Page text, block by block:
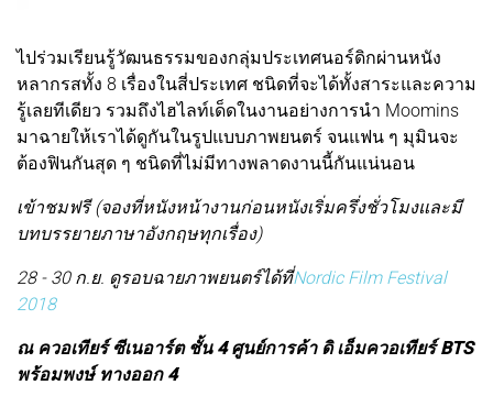
ไปร่วมเรียนรู้วัฒนธรรมของกลุ่มประเทศนอร์ดิกผ่านหนัง
หลากรสทั้ง 8 เรื่องในสี่ประเทศ ชนิดที่จะได้ทั้งสาระและความ
รู้เลยทีเดียว รวมถึงไฮไลท์เด็ดในงานอย่างการนํา Moomins
มาฉายให้เราได้ดูกันในรูปแบบภาพยนตร์ จนแฟน ๆ มุมินจะ
ต้องฟินกันสุด ๆ ชนิดที่ไม่มีทางพลาดงานนี้กันแน่นอน
เข้าชมฟรี (จองที่หนังหน้างานก่อนหนังเริ่มครึ่งชั่วโมงและมี
บทบรรยายภาษาอังกฤษทุกเรื่อง)
28 - 30 ก.ย. ดูรอบฉายภาพยนตร์ได้ที่Nordic Film Festival
2018
ณ ควอเทียร์ ซีเนอาร์ต ชั้น 4 ศูนย์การค้า ดิ เอ็มควอเทียร์ BTS
พร้อมพงษ์ ทางออก 4